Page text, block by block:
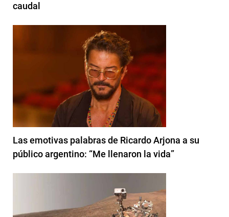
caudal
Las emotivas palabras de Ricardo Arjona a su
público argentino: “Me llenaron la vida”